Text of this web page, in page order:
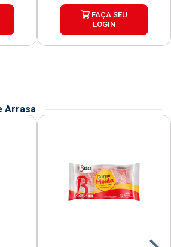
FAÇA SEU
LOGIN
Arrasa